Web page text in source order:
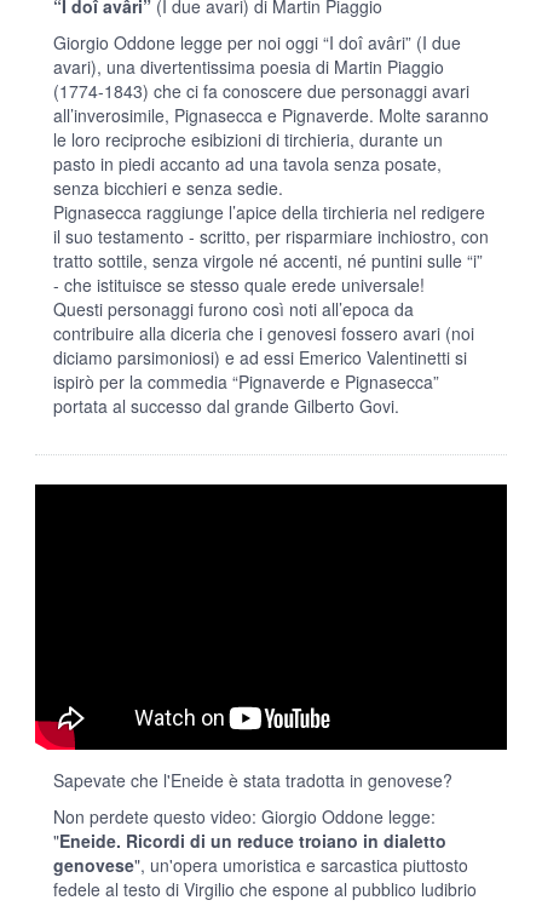
“I doî avâri” (I due avari) di Martin Piaggio
Giorgio Oddone legge per noi oggi “I doî avâri” (I due
avari), una divertentissima poesia di Martin Piaggio
(1774-1843) che ci fa conoscere due personaggi avari
all’inverosimile, Pignasecca e Pignaverde. Molte saranno
le loro reciproche esibizioni di tirchieria, durante un
pasto in piedi accanto ad una tavola senza posate,
senza bicchieri e senza sedie.
Pignasecca raggiunge l’apice della tirchieria nel redigere
il suo testamento - scritto, per risparmiare inchiostro, con
tratto sottile, senza virgole né accenti, né puntini sulle “i”
- che istituisce se stesso quale erede universale!
Questi personaggi furono così noti all’epoca da
contribuire alla diceria che i genovesi fossero avari (noi
diciamo parsimoniosi) e ad essi Emerico Valentinetti si
ispirò per la commedia “Pignaverde e Pignasecca”
portata al successo dal grande Gilberto Govi.
Sapevate che l'Eneide è stata tradotta in genovese?
Non perdete questo video: Giorgio Oddone legge:
"Eneide. Ricordi di un reduce troiano in dialetto
genovese", un'opera umoristica e sarcastica piuttosto
fedele al testo di Virgilio che espone al pubblico ludibrio